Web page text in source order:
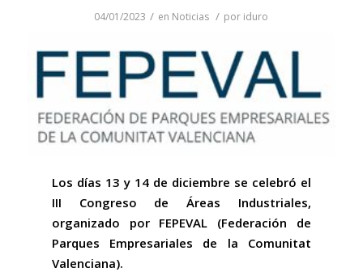
04/01/2023 / en Noticias / por iduro
Los días 13 y 14 de diciembre se celebró el
III Congreso de Áreas Industriales,
organizado por FEPEVAL (Federación de
Parques Empresariales de la Comunitat
Valenciana).